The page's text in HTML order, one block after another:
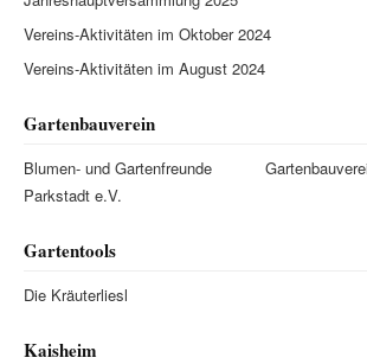
Vereins-Aktivitäten im Oktober 2024
Vereins-Aktivitäten im August 2024
Gartenbauverein
Blumen- und Gartenfreunde
Parkstadt e.V.
Gartentools
Die Kräuterliesl
Kaisheim